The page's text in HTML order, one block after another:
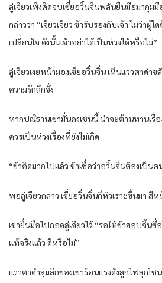
ลู่เจียวเพิ่งคิดจบเซี่ยอวิ๋นจิ่นพลันยื่นมือมากุมมื
กล่าวว่า “เจียวเจียว ข้ารับรองกับเจ้า ไม่ว่าผู้
เปลี่ยนใจ ดังนั้นเจ้าอย่าได้เป็นห่วงได้หรือไม่”
ลู่เจียวเงยหน้ามองเซี่ยอวิ๋นจิ่น เห็นแววตาดำข
ความรักลึกซึ้ง
หากปณิธานเขามั่นคงเช่นนี้ น่าจะต้านทานเรื่อ
ควรเป็นห่วงเรื่องที่ยังไม่เกิด
“ข้าคิดมากไปแล้ว ข้าเชื่อว่าอวิ๋นจิ่นต้องเป็
พอลู่เจียวกล่าว เซี่ยอวิ๋นจิ่นก็หัวเราะขึ้นมา สี
เขายื่นมือไปกอดลู่เจียวไว้ “รอให้ข้าสอบจิ้นซื่
แท้จริงแล้ว ดีหรือไม่”
แววตาดำลุ่มลึกของเขาร้อนแรงดังลูกไฟลุกโ